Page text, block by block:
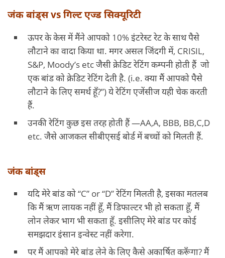
जंक बांड्स vs गिल्ट एज्ड सिक्यूरिटी
ऊपर के केस में मैंने आपको 10% इंटरेस्ट रेट के साथ पैसे
लौटाने का वादा किया था. मगर असल जिंदगी में, CRISIL,
S&P, Moody’s etc जैसी क्रेडिट रेटिंग कम्पनी होती हैं जो
एक बांड को क्रेडिट रेटिंग देती है. (i.e. क्या मैं आपको पैसे
लौटाने के लिए समर्थ हूँ?”) ये रेटिंग एजेंसीज यही चेक करती
हैं.
उनकी रेटिंग कुछ इस तरह होती हैं —AA,A, BBB, BB,C,D
etc. जैसे आजकल सीबीएसई बोर्ड में बच्चों को मिलती हैं.
जंक बांड्स
यदि मेरे बांड को “C” or “D” रेटिंग मिलती है, इसका मतलब
कि मैं ऋण लायक नहीं हूँ, मैं डिफाल्टर भी हो सकता हूँ, मैं
लोन लेकर भाग भी सकता हूँ. इसीलिए मेरे बांड पर कोई
समझदार इंसान इन्वेस्ट नहीं करेगा.
पर मैं आपको मेरे बांड लेने के लिए कैसे अकार्षित करूँगा? मैं